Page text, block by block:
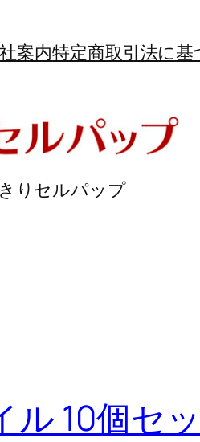
案内特定商取引法に
りセルパップ
10個セッ